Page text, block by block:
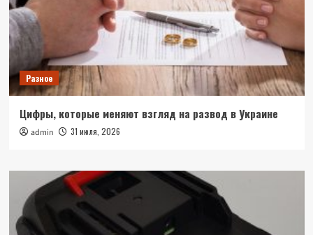
Разное
Цифры, которые меняют взгляд на развод в Украине
admin 31 июля, 2026